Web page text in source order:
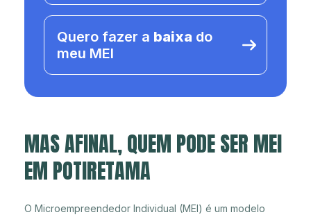
Quero fazer a baixa do
meu MEI
MAS AFINAL, QUEM PODE SER MEI
EM POTIRETAMA
O Microempreendedor Individual (MEI) é um modelo